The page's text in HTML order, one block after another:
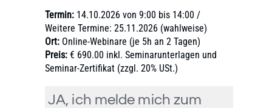
Termin: 14.10.2026 von 9:00 bis 14:00 /
Weitere Termine: 25.11.2026 (wahlweise)
Ort: Online-Webinare (je 5h an 2 Tagen)
Preis: € 690.00 inkl. Seminarunterlagen und
Seminar-Zertifikat (zzgl. 20% USt.)
JA, ich melde mich zum